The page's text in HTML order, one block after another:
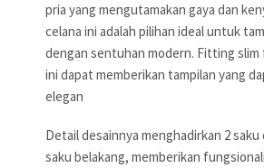
pria yang mengutamakan gaya dan
celana ini adalah pilihan ideal untuk
dengan sentuhan modern. Fitting slim
ini dapat memberikan tampilan yang
elegan
Detail desainnya menghadirkan 2 saku
saku belakang, memberikan